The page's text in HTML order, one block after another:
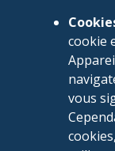
cookie
vous